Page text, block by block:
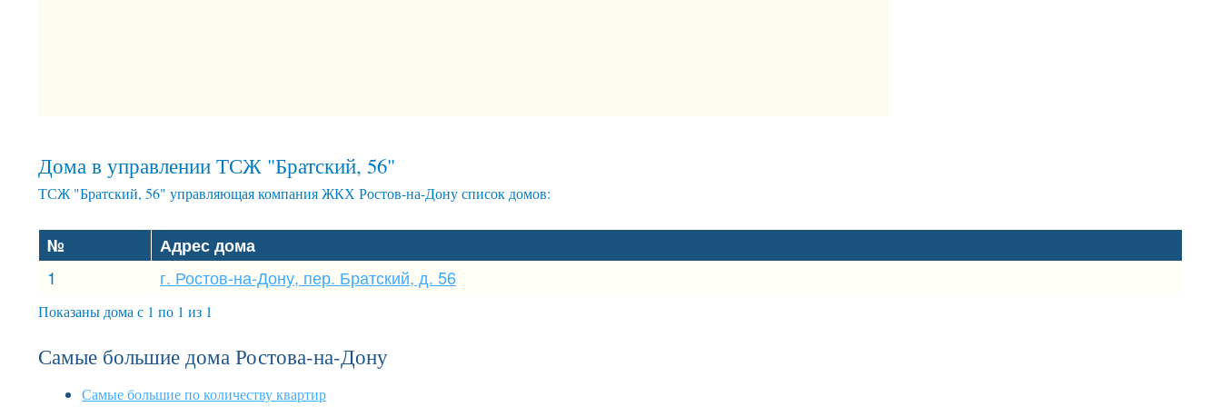
Дома в управлении ТСЖ "Братский, 56"
ТСЖ "Братский, 56" управляющая компания ЖКХ Ростов-на-Дону список домов:
№
Адрес дома
1
г. Ростов-на-Дону, пер. Братский, д. 56
Показаны дома с 1 по 1 из 1
Самые большие дома Ростова-на-Дону
Самые большие по количеству квартир